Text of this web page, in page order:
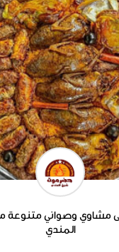
52% على مشاوي وصواني
المندي